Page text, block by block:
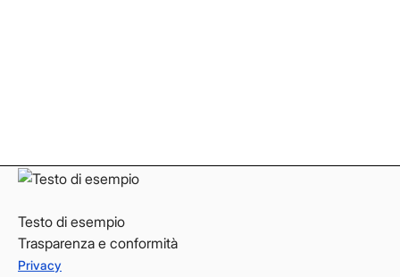
Testo di esempio
Trasparenza e conformità
Privacy